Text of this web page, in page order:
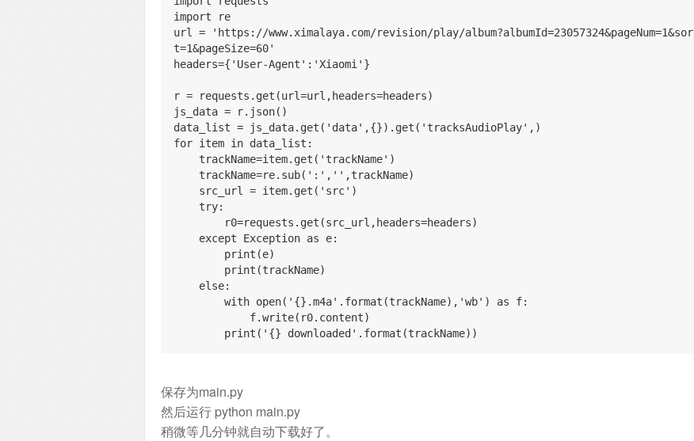
import re
url = 'https://www.ximalaya.com/revision/play/album?albumId=23057324&pageNum=1&sor
t=1&pageSize=60'
headers={'User-Agent':'Xiaomi'}
r = requests.get(url=url,headers=headers)
js_data = r.json()
data_list = js_data.get('data',{}).get('tracksAudioPlay',)
for item in data_list:
    trackName=item.get('trackName')
    trackName=re.sub(':','',trackName)
    src_url = item.get('src')
    try:
        r0=requests.get(src_url,headers=headers)
    except Exception as e:
        print(e)
        print(trackName)
    else:
        with open('{}.m4a'.format(trackName),'wb') as f:
            f.write(r0.content)
        print('{} downloaded'.format(trackName))
保存为main.py
然后运行 python main.py
稍微等几分钟就自动下载好了。